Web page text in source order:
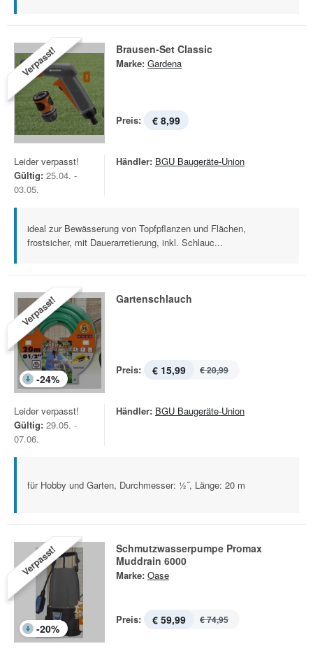
Verpasst! Brausen-Set Classic
Marke: Gardena
Preis: € 8,99
Leider verpasst!
Gültig: 25.04. -
03.05.
Händler: BGU Baugeräte-Union
ideal zur Bewässerung von Topfpflanzen und Flächen,
frostsicher, mit Dauerarretierung, inkl. Schlauc...
Verpasst!
-24%
Gartenschlauch
Preis: € 15,99 € 20,99
Leider verpasst!
Gültig: 29.05. -
07.06.
Händler: BGU Baugeräte-Union
für Hobby und Garten, Durchmesser: ½˝, Länge: 20 m
Verpasst!
-20%
Schmutzwasserpumpe Promax
Muddrain 6000
Marke: Oase
Preis: € 59,99 € 74,95